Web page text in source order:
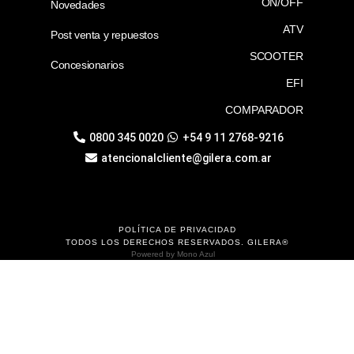
Novedades
Post venta y repuestos
Concesionarios
ATV
SCOOTER
EFI
COMPARADOR
0800 345 0020
+54 9 11 2768-9216
atencionalcliente@gilera.com.ar
POLÍTICA DE PRIVACIDAD
TODOS LOS DERECHOS RESERVADOS. GILERA®
Powered by Mono Azul